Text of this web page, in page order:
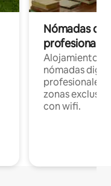
Nómadas
Alojamientos
nómadas
profesionales
zonas
con wifi.